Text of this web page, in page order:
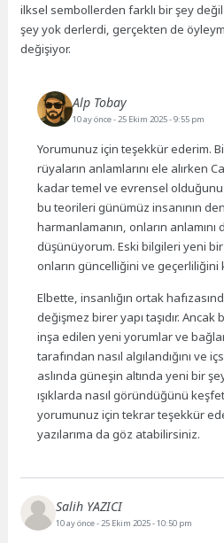
ilksel sembollerden farklı bir şey
şey yok derlerdi, gerçekten de
değişiyor.
Alp Tobay
10 ay önce- 25 Ekim 2025 - 9:55 pm
Yorumunuz için teşekkür ederim.
rüyaların anlamlarını ele alırken
kadar temel ve evrensel
bu teorileri günümüz insanının
harmanlamanın, onların
düşünüyorum. Eski bilgileri yeni
onların güncelliğini ve geçerliliğini
Elbette, insanlığın ortak
değişmez birer yapı taşıdır. Ancak
inşa edilen yeni yorumlar ve
tarafından nasıl algılandığını ve
aslında güneşin altında yeni bir
ışıklarda nasıl göründüğünü
yorumunuz için tekrar teşekkür
yazılarıma da göz atabilirsiniz.
Salih YAZICI
10 ay önce- 25 Ekim 2025 - 10:50 pm